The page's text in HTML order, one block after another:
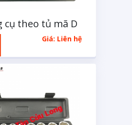
cụ theo tủ mã D
Giá: Liên hệ